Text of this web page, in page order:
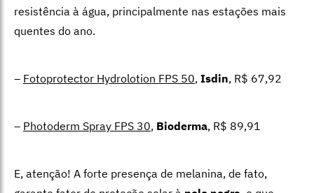
resistência à água, principalmente nas estações mais
quentes do ano.
– Fotoprotector Hydrolotion FPS 50, Isdin, R$ 67,92
– Photoderm Spray FPS 30, Bioderma, R$ 89,91
E, atenção! A forte presença de melanina, de fato,